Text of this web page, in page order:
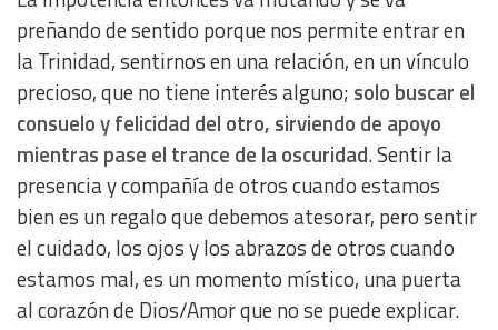
preñando de sentido porque nos permite entrar en
la Trinidad, sentirnos en una relación, en un vínculo
precioso, que no tiene interés alguno; solo buscar el
consuelo y felicidad del otro, sirviendo de apoyo
mientras pase el trance de la oscuridad. Sentir la
presencia y compañía de otros cuando estamos
bien es un regalo que debemos atesorar, pero sentir
el cuidado, los ojos y los abrazos de otros cuando
estamos mal, es un momento místico, una puerta
al corazón de Dios/Amor que no se puede explicar.
Develop and improve services
Use limited data to select content
IAB Special Features:
Use precise geolocation data
Identify devices based on information actively requested
Non-IAB processing purposes:
Essential